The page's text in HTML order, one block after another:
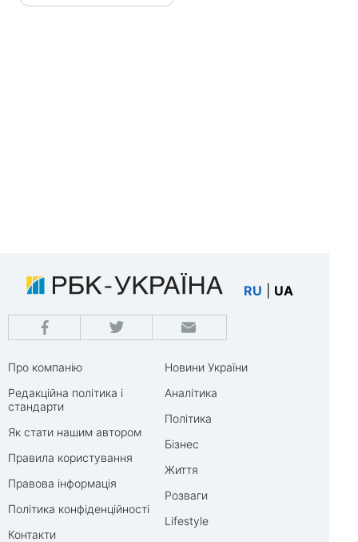
RU UA
Про компанію
Редакційна політика і
стандарти
Як стати нашим автором
Правила користування
Правова інформація
Політика конфіденційності
Контакти
Новини України
Аналітика
Політика
Бізнес
Життя
Розваги
Lifestyle